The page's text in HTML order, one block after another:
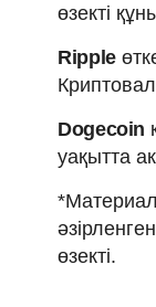
өзекті
Ripple
Dogecoin
уақытта
өзекті.